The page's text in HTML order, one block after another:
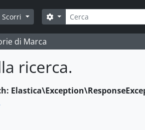
Scorri
Cerca
Search options
di Marca
ricerca.